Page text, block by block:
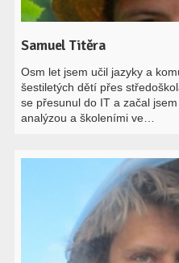
Samuel Titěra
Osm let jsem učil jazyky a
šestiletých dětí přes
se přesunul do IT a začal
analýzou a školeními ve…